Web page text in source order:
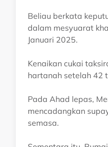
Beliau berkata
dalam mesyuarat
Januari 2025.
Kenaikan cukai
hartanah setelah 42
Pada Ahad lepas,
mencadangkan
semasa.